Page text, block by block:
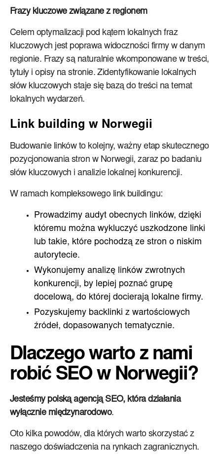
Frazy kluczowe związane z regionem
Celem optymalizacji pod kątem lokalnych fraz
kluczowych jest poprawa widoczności firmy w danym
regionie. Frazy są naturalnie wkomponowane w treści,
tytuły i opisy na stronie. Zidentyfikowanie lokalnych
słów kluczowych staje się bazą do treści na temat
lokalnych wydarzeń.
Link building w Norwegii
Budowanie linków to kolejny, ważny etap skutecznego
pozycjonowania stron w Norwegii, zaraz po badaniu
słów kluczowych i analizie lokalnej konkurencji.
W ramach kompleksowego link buildingu:
Prowadzimy audyt obecnych linków, dzięki
któremu można wykluczyć uszkodzone linki
lub takie, które pochodzą ze stron o niskim
autorytecie.
Wykonujemy analizę linków zwrotnych
konkurencji, by lepiej poznać grupę
docelową, do której docierają lokalne firmy.
Pozyskujemy backlinki z wartościowych
źródeł, dopasowanych tematycznie.
Dlaczego warto z nami
robić SEO w Norwegii?
Jesteśmy polską agencją SEO, która działania
wyłącznie międzynarodowo.
Oto kilka powodów, dla których warto skorzystać z
naszego doświadczenia na rynkach zagranicznych.